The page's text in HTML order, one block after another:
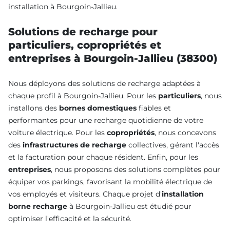
installation à Bourgoin-Jallieu.
Solutions de recharge pour
particuliers, copropriétés et
entreprises à Bourgoin-Jallieu (38300)
Nous déployons des solutions de recharge adaptées à
chaque profil à Bourgoin-Jallieu. Pour les particuliers, nous
installons des bornes domestiques fiables et
performantes pour une recharge quotidienne de votre
voiture électrique. Pour les copropriétés, nous concevons
des infrastructures de recharge collectives, gérant l'accès
et la facturation pour chaque résident. Enfin, pour les
entreprises, nous proposons des solutions complètes pour
équiper vos parkings, favorisant la mobilité électrique de
vos employés et visiteurs. Chaque projet d'installation
borne recharge à Bourgoin-Jallieu est étudié pour
optimiser l'efficacité et la sécurité.